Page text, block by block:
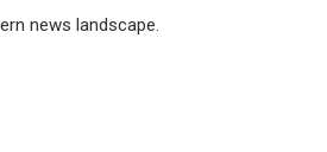
news landscape.